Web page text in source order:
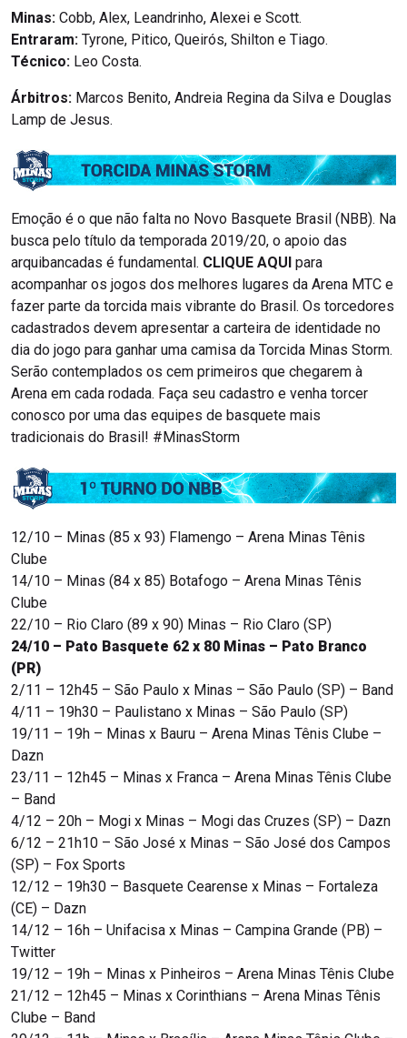
Minas: Cobb, Alex, Leandrinho, Alexei e Scott.
Entraram: Tyrone, Pitico, Queirós, Shilton e Tiago.
Técnico: Leo Costa.
Árbitros: Marcos Benito, Andreia Regina da Silva e Douglas
Lamp de Jesus.
Emoção é o que não falta no Novo Basquete Brasil (NBB). Na
busca pelo título da temporada 2019/20, o apoio das
arquibancadas é fundamental. CLIQUE AQUI para
acompanhar os jogos dos melhores lugares da Arena MTC e
fazer parte da torcida mais vibrante do Brasil. Os torcedores
cadastrados devem apresentar a carteira de identidade no
dia do jogo para ganhar uma camisa da Torcida Minas Storm.
Serão contemplados os cem primeiros que chegarem à
Arena em cada rodada. Faça seu cadastro e venha torcer
conosco por uma das equipes de basquete mais
tradicionais do Brasil! #MinasStorm
12/10 – Minas (85 x 93) Flamengo – Arena Minas Tênis
Clube
14/10 – Minas (84 x 85) Botafogo – Arena Minas Tênis
Clube
22/10 – Rio Claro (89 x 90) Minas – Rio Claro (SP)
24/10 – Pato Basquete 62 x 80 Minas – Pato Branco
(PR)
2/11 – 12h45 – São Paulo x Minas – São Paulo (SP) – Band
4/11 – 19h30 – Paulistano x Minas – São Paulo (SP)
19/11 – 19h – Minas x Bauru – Arena Minas Tênis Clube –
Dazn
23/11 – 12h45 – Minas x Franca – Arena Minas Tênis Clube
– Band
4/12 – 20h – Mogi x Minas – Mogi das Cruzes (SP) – Dazn
6/12 – 21h10 – São José x Minas – São José dos Campos
(SP) – Fox Sports
12/12 – 19h30 – Basquete Cearense x Minas – Fortaleza
(CE) – Dazn
14/12 – 16h – Unifacisa x Minas – Campina Grande (PB) –
Twitter
19/12 – 19h – Minas x Pinheiros – Arena Minas Tênis Clube
21/12 – 12h45 – Minas x Corinthians – Arena Minas Tênis
Clube – Band